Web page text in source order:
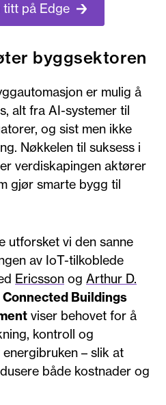
titt på Edge
byggsektoren
er mulig å
alt fra AI-systemer til
og sist men ikke
Nøkkelen til suksess i
verdiskapingen aktører
gjør smarte bygg til
utforsket vi den sanne
av IoT-tilkoblede
Ericsson og Arthur D.
Connected Buildings
viser behovet for å
kontroll og
– slik at
både kostnader og